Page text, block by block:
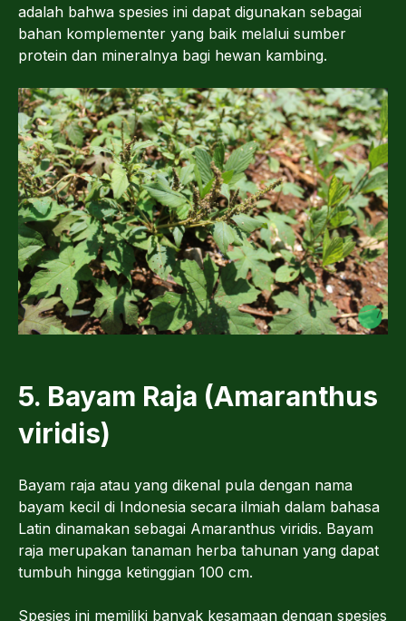
adalah bahwa spesies ini dapat digunakan sebagai
bahan komplementer yang baik melalui sumber
protein dan mineralnya bagi hewan kambing.
5. Bayam Raja (Amaranthus
viridis)
Bayam raja atau yang dikenal pula dengan nama
bayam kecil di Indonesia secara ilmiah dalam bahasa
Latin dinamakan sebagai Amaranthus viridis. Bayam
raja merupakan tanaman herba tahunan yang dapat
tumbuh hingga ketinggian 100 cm.
Spesies ini memiliki banyak kesamaan dengan spesies